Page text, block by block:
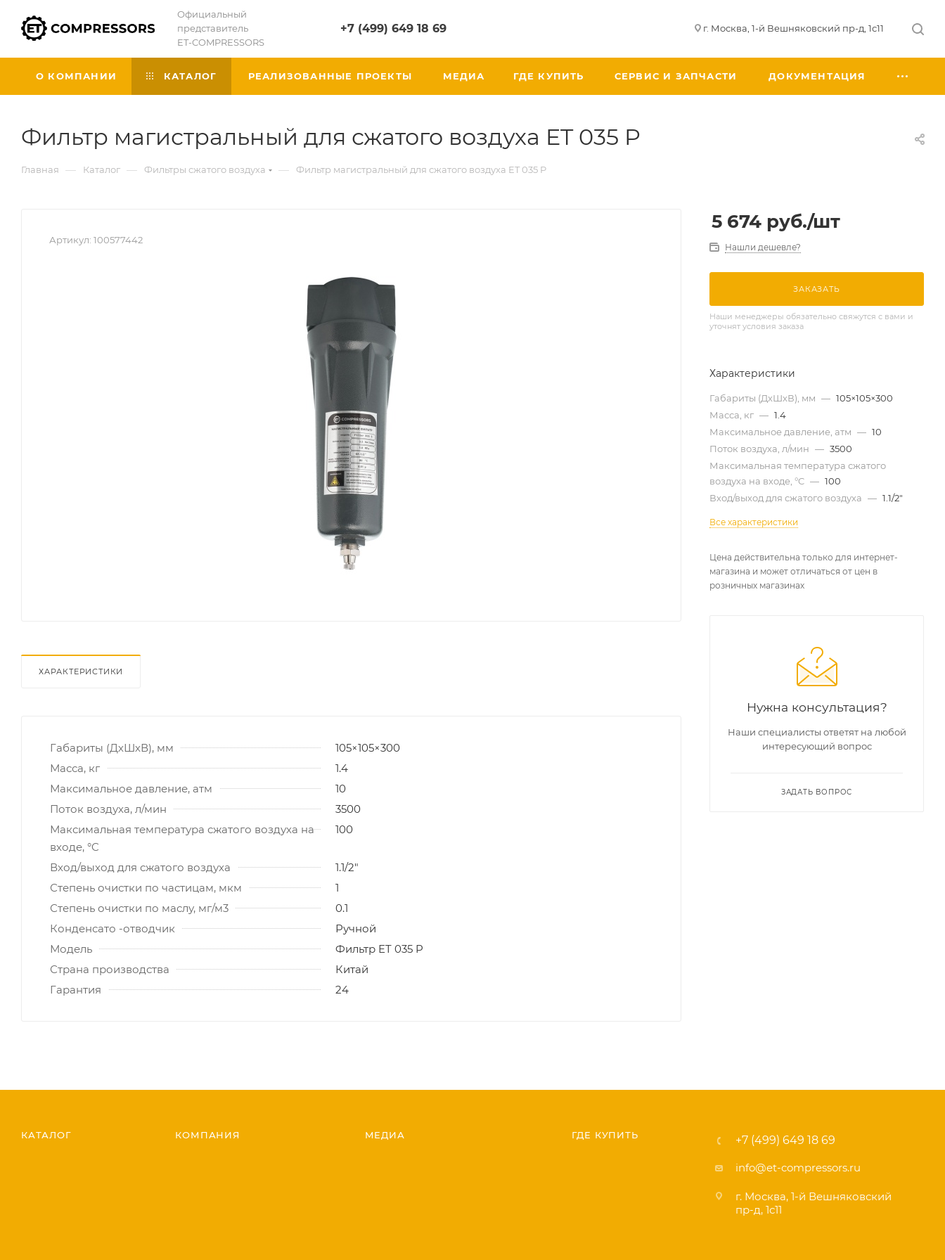
Официальный
представитель
ET-COMPRESSORS
+7 (499) 649 18 69 г. Москва, 1-й Вешняковский пр-д, 1с11
О КОМПАНИИ КАТАЛОГ РЕАЛИЗОВАННЫЕ ПРОЕКТЫ МЕДИА ГДЕ КУПИТЬ СЕРВИС И ЗАПЧАСТИ ДОКУМЕНТАЦИЯ
Фильтр магистральный для сжатого воздуха ET 035 P
Главная — Каталог — Фильтры сжатого воздуха — Фильтр магистральный для сжатого воздуха ET 035 P
Артикул: 100577442
ХАРАКТЕРИСТИКИ
Габариты (ДхШхВ), мм
105×105×300
Масса, кг
1.4
Максимальное давление, атм
10
Поток воздуха, л/мин
3500
Максимальная температура сжатого воздуха на
входе, °C
100
Вход/выход для сжатого воздуха
1.1/2"
Степень очистки по частицам, мкм
1
Степень очистки по маслу, мг/м3
0.1
Конденсато -отводчик
Ручной
Модель
Фильтр ET 035 P
Страна производства
Китай
Гарантия
24
5 674 руб./шт
Нашли дешевле?
ЗАКАЗАТЬ
Наши менеджеры обязательно свяжутся с вами и
уточнят условия заказа
Характеристики
Габариты (ДхШхВ), мм — 105×105×300
Масса, кг — 1.4
Максимальное давление, атм — 10
Поток воздуха, л/мин — 3500
Максимальная температура сжатого
воздуха на входе, °C — 100
Вход/выход для сжатого воздуха — 1.1/2"
Все характеристики
Цена действительна только для интернет-
магазина и может отличаться от цен в
розничных магазинах
Нужна консультация?
Наши специалисты ответят на любой
интересующий вопрос
ЗАДАТЬ ВОПРОС
КАТАЛОГ КОМПАНИЯ МЕДИА ГДЕ КУПИТЬ +7 (499) 649 18 69
info@et-compressors.ru
г. Москва, 1-й Вешняковский
пр-д, 1с11